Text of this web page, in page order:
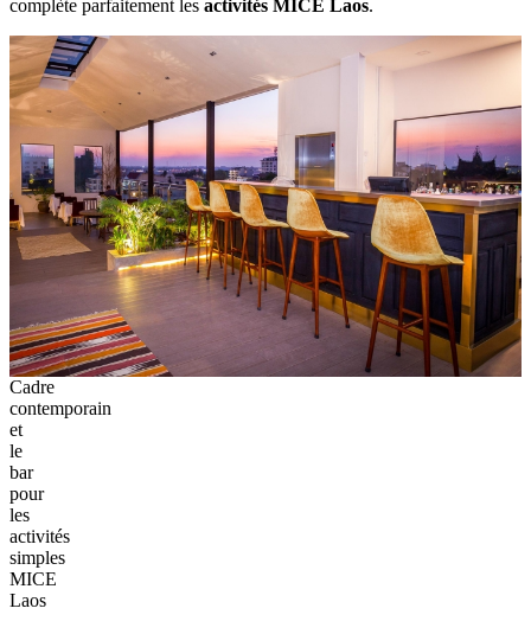
complète parfaitement‎ les activités MICE‎ Laos.
Cadre
contemporain
et
le
bar‎
pour
les
activités
simples
MICE
Laos